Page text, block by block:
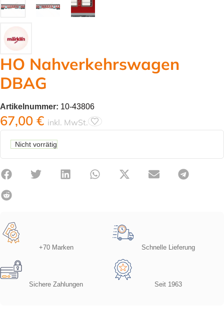
HO Nahverkehrswagen
DBAG
Artikelnummer: 10-43806
67,00 € inkl. MwSt.
Nicht vorrätig
+70 Marken Schnelle Lieferung
Sichere Zahlungen Seit 1963